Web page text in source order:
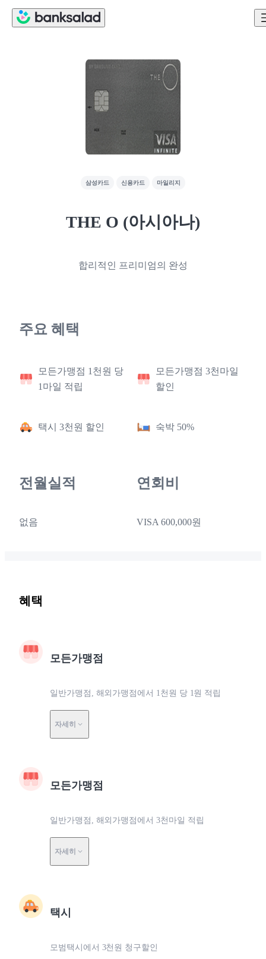
삼성카드 신용카드 마일리지
THE O (아시아나)
합리적인 프리미엄의 완성
주요 혜택
모든가맹점 1천원 당
1마일 적립
모든가맹점 3천마일
할인
택시 3천원 할인 숙박 50%
전월실적
없음
연회비
VISA 600,000원
혜택
모든가맹점
일반가맹점, 해외가맹점에서 1천원 당 1원 적립
자세히
모든가맹점
일반가맹점, 해외가맹점에서 3천마일 적립
자세히
택시
모범택시에서 3천원 청구할인